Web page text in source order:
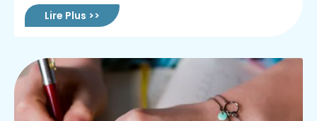
Lire Plus >>